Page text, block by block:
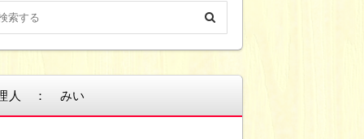
人 ： みい